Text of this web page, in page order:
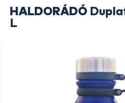
HALDORÁDÓ
L